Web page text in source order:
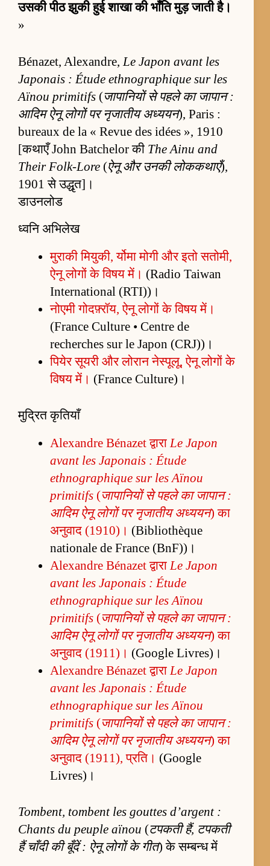
उसकी पीठ झुकी हुई शाखा की भाँति मुड़ जाती है।
»
Bénazet, Alexandre,Le Japon avant les
Japonais : Étude ethnographique sur les
Aïnou primitifs (जापानियों से पहले का जापान :
आदिम ऐनू लोगों पर नृजातीय अध्ययन), Paris :
bureaux de la « Revue des idées », 1910
[कथाएँ John Batchelor की The Ainu and
Their Folk-Lore (ऐनू और उनकी लोककथाएँ),
1901 से उद्धृत]।
डाउनलोड
ध्वनि अभिलेख
मुराकी मियुकी, र्योमा मोगी और इतो सतोमी,
ऐनू लोगों के विषय में। (Radio Taiwan
International (RTI))।
नोएमी गोदफ़्रॉय, ऐनू लोगों के विषय में।
(France Culture • Centre de
recherches sur le Japon (CRJ))।
पियेर सूयरी और लोरान नेस्पूलू, ऐनू लोगों के
विषय में। (France Culture)।
मुद्रित कृतियाँ
Alexandre Bénazet द्वारा Le Japon
avant les Japonais : Étude
ethnographique sur les Aïnou
primitifs(जापानियों से पहले का जापान :
आदिम ऐनू लोगों पर नृजातीय अध्ययन) का
अनुवाद (1910)। (Bibliothèque
nationale de France (BnF))।
Alexandre Bénazet द्वारा Le Japon
avant les Japonais : Étude
ethnographique sur les Aïnou
primitifs(जापानियों से पहले का जापान :
आदिम ऐनू लोगों पर नृजातीय अध्ययन) का
अनुवाद (1911)। (Google Livres)।
Alexandre Bénazet द्वारा Le Japon
avant les Japonais : Étude
ethnographique sur les Aïnou
primitifs(जापानियों से पहले का जापान :
आदिम ऐनू लोगों पर नृजातीय अध्ययन) का
अनुवाद (1911), प्रति। (Google
Livres)।
Tombent, tombent les gouttes d’argent :
Chants du peuple aïnou (टपकती हैं, टपकती
हैं चाँदी की बूँदें : ऐनू लोगों के गीत) के सम्बन्ध में